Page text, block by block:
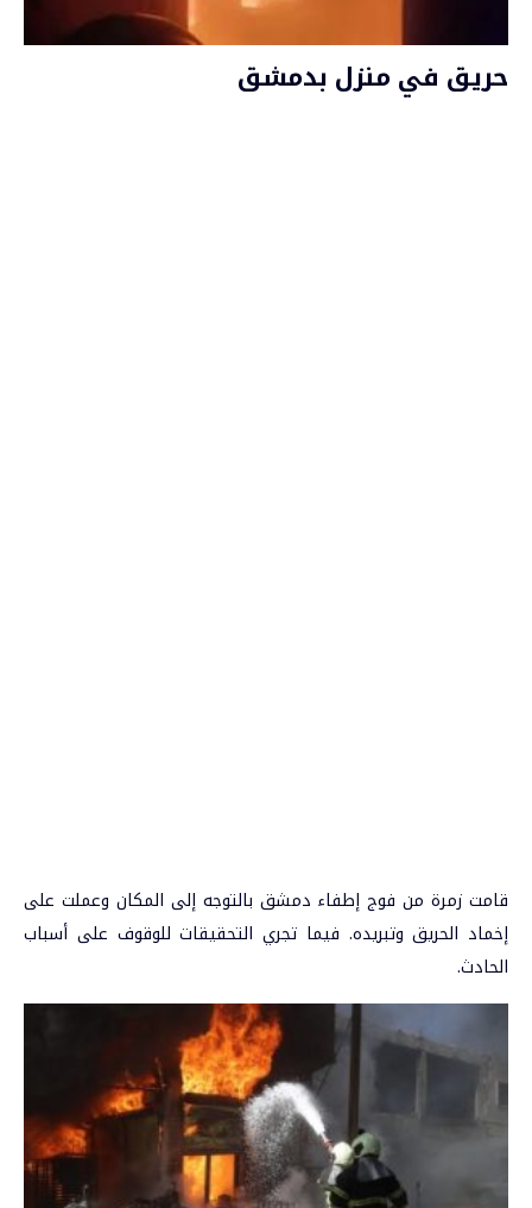
حريق في منزل بدمشق
قامت زمرة من فوج إطفاء دمشق بالتوجه إلى المكان وعملت على
إخماد الحريق وتبريده. فيما تجري التحقيقات للوقوف على أسباب
الحادث.